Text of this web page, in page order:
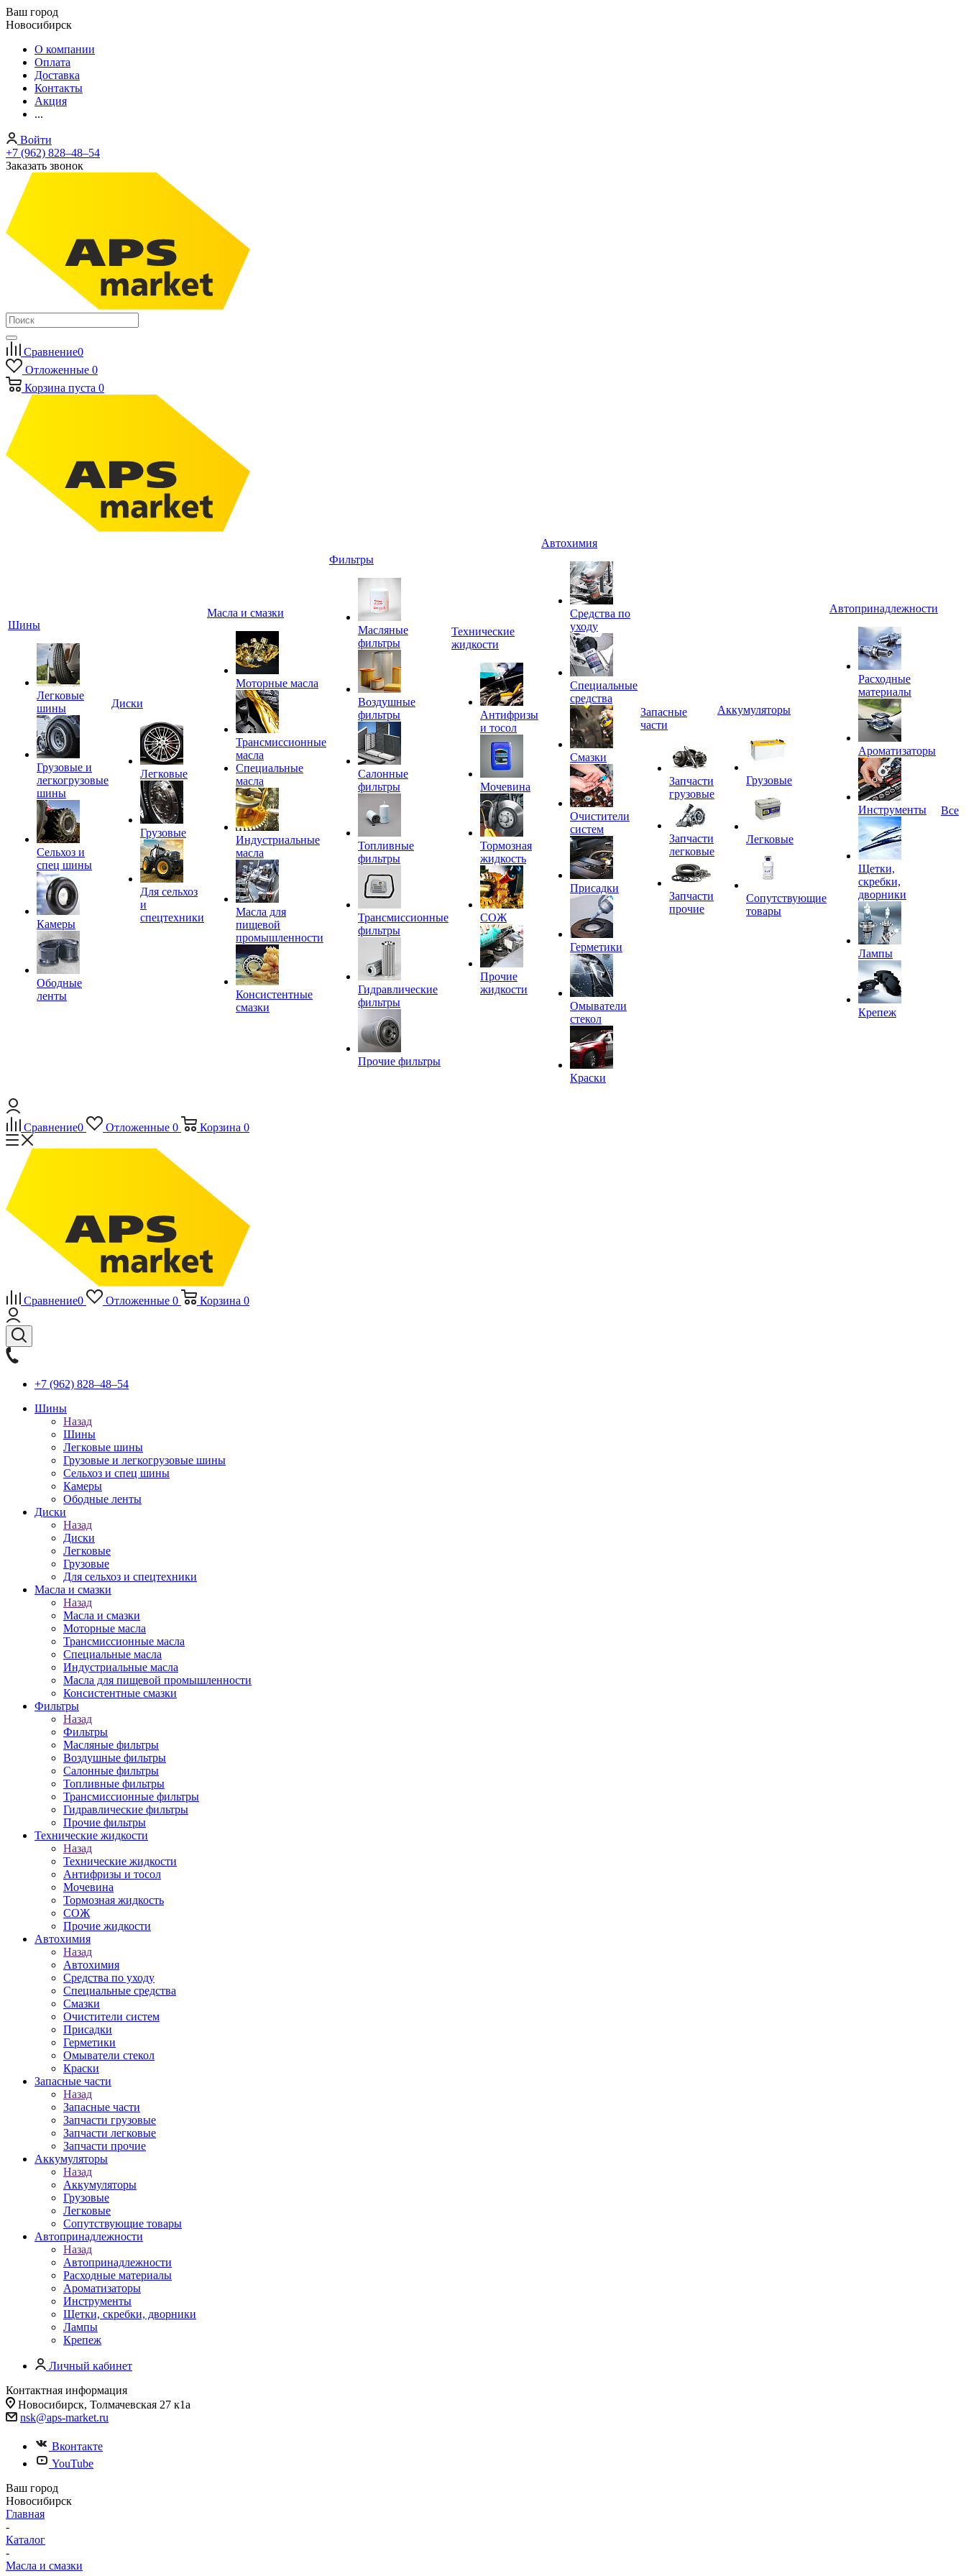
Ваш город
Новосибирск
О компании
Оплата
Доставка
Контакты
Акция
...
Войти
+7 (962) 828‒48‒54
Заказать звонок
Сравнение0
Отложенные 0
Корзина пуста 0
Шины
Легковые
шины
Грузовые и
легкогрузовые
шины
Сельхоз и
спец шины
Камеры
Ободные
ленты
Диски
Легковые
Грузовые
Для сельхоз
и
спецтехники
Масла и смазки
Моторные масла
Трансмиссионные
масла
Специальные
масла
Индустриальные
масла
Масла для
пищевой
промышленности
Консистентные
смазки
Фильтры
Масляные
фильтры
Воздушные
фильтры
Салонные
фильтры
Топливные
фильтры
Трансмиссионные
фильтры
Гидравлические
фильтры
Прочие фильтры
Технические
жидкости
Антифризы
и тосол
Мочевина
Тормозная
жидкость
СОЖ
Прочие
жидкости
Автохимия
Средства по
уходу
Специальные
средства
Смазки
Очистители
систем
Присадки
Герметики
Омыватели
стекол
Краски
Запасные
части
Запчасти
грузовые
Запчасти
легковые
Запчасти
прочие
Аккумуляторы
Грузовые
Легковые
Сопутствующие
товары
Автопринадлежности
Расходные
материалы
Ароматизаторы
Инструменты
Щетки,
скребки,
дворники
Лампы
Крепеж
Все
Сравнение0 Отложенные 0 Корзина 0
Сравнение0 Отложенные 0 Корзина 0
+7 (962) 828‒48‒54
Шины
Назад
Шины
Легковые шины
Грузовые и легкогрузовые шины
Сельхоз и спец шины
Камеры
Ободные ленты
Диски
Назад
Диски
Легковые
Грузовые
Для сельхоз и спецтехники
Масла и смазки
Назад
Масла и смазки
Моторные масла
Трансмиссионные масла
Специальные масла
Индустриальные масла
Масла для пищевой промышленности
Консистентные смазки
Фильтры
Назад
Фильтры
Масляные фильтры
Воздушные фильтры
Салонные фильтры
Топливные фильтры
Трансмиссионные фильтры
Гидравлические фильтры
Прочие фильтры
Технические жидкости
Назад
Технические жидкости
Антифризы и тосол
Мочевина
Тормозная жидкость
СОЖ
Прочие жидкости
Автохимия
Назад
Автохимия
Средства по уходу
Специальные средства
Смазки
Очистители систем
Присадки
Герметики
Омыватели стекол
Краски
Запасные части
Назад
Запасные части
Запчасти грузовые
Запчасти легковые
Запчасти прочие
Аккумуляторы
Назад
Аккумуляторы
Грузовые
Легковые
Сопутствующие товары
Автопринадлежности
Назад
Автопринадлежности
Расходные материалы
Ароматизаторы
Инструменты
Щетки, скребки, дворники
Лампы
Крепеж
Личный кабинет
Контактная информация
Новосибирск, Толмачевская 27 к1а
nsk@aps-market.ru
Вконтакте
YouTube
Ваш город
Новосибирск
Главная
-
Каталог
-
Масла и смазки